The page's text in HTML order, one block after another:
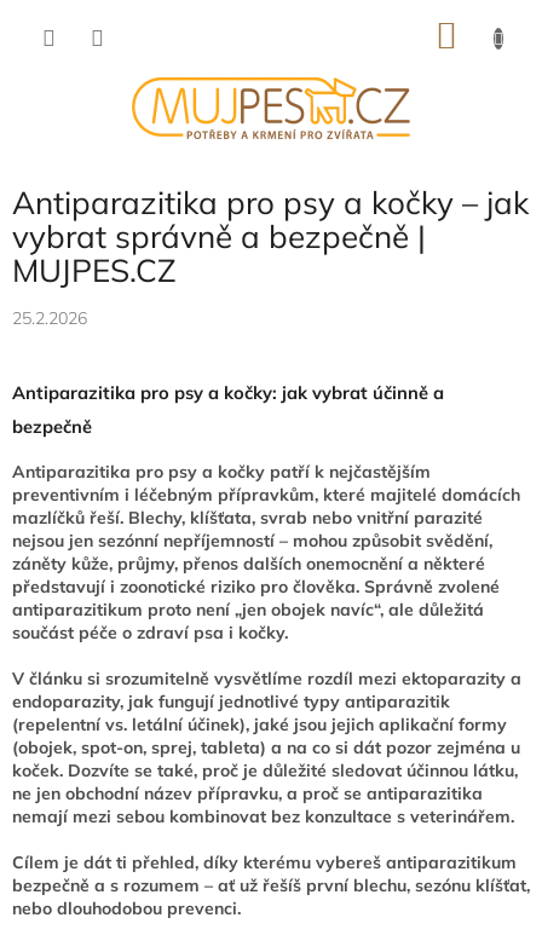
Antiparazitika pro psy a kočky – jak
vybrat správně a bezpečně |
MUJPES.CZ
25.2.2026
Antiparazitika pro psy a kočky: jak vybrat účinně a
bezpečně
Antiparazitika pro psy a kočky patří k nejčastějším
preventivním i léčebným přípravkům, které majitelé domácích
mazlíčků řeší. Blechy, klíšťata, svrab nebo vnitřní parazité
nejsou jen sezónní nepříjemností – mohou způsobit svědění,
záněty kůže, průjmy, přenos dalších onemocnění a některé
představují i zoonotické riziko pro člověka. Správně zvolené
antiparazitikum proto není „jen obojek navíc“, ale důležitá
součást péče o zdraví psa i kočky.
V článku si srozumitelně vysvětlíme rozdíl mezi ektoparazity a
endoparazity, jak fungují jednotlivé typy antiparazitik
(repelentní vs. letální účinek), jaké jsou jejich aplikační formy
(obojek, spot-on, sprej, tableta) a na co si dát pozor zejména u
koček. Dozvíte se také, proč je důležité sledovat účinnou látku,
ne jen obchodní název přípravku, a proč se antiparazitika
nemají mezi sebou kombinovat bez konzultace s veterinářem.
Cílem je dát ti přehled, díky kterému vybereš antiparazitikum
bezpečně a s rozumem – ať už řešíš první blechu, sezónu klíšťat,
nebo dlouhodobou prevenci.